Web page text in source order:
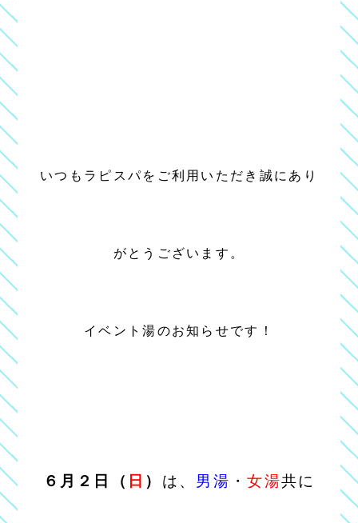
いつもラピスパをご利用いただき誠にあり
がとうございます。
イベント湯のお知らせです！
６月２日（ 日 ） は、 男湯 ・女湯共に